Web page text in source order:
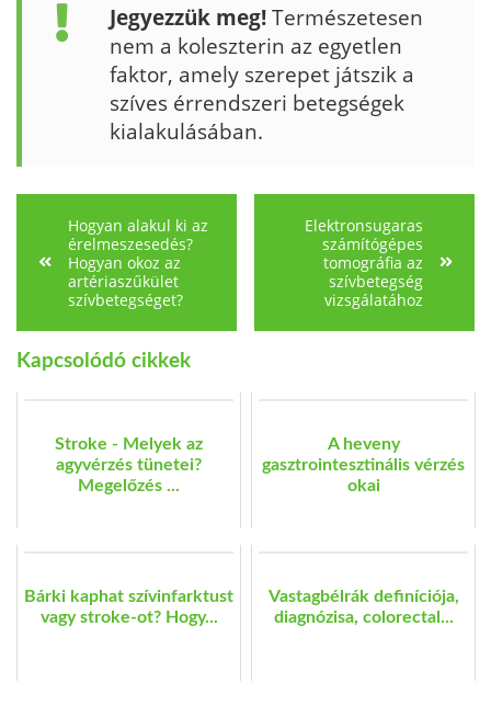
Jegyezzük meg!Természetesen
nem a koleszterin az egyetlen
faktor, amely szerepet játszik a
szíves érrendszeri betegségek
kialakulásában.
Hogyan alakul ki az
érelmeszesedés?
Hogyan okoz az
artériaszűkület
szívbetegséget?
Elektronsugaras
számítógépes
tomográfia az
szívbetegség
vizsgálatához
Kapcsolódó cikkek
Stroke - Melyek az
agyvérzés tünetei?
Megelőzés ...
A heveny
gasztrointesztinális vérzés
okai
Bárki kaphat szívinfarktust
vagy stroke-ot? Hogy...
Vastagbélrák definíciója,
diagnózisa, colorectal...